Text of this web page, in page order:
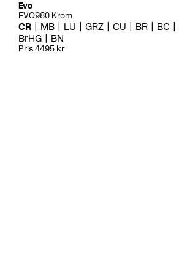
Evo
EVO980 Krom
CR MB LU GRZ CU BR BC
BrHG
BN
Pris 4495 kr